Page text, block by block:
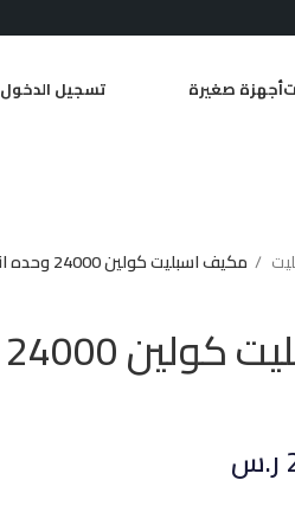
أجهزة صغيرة تسجيل الدخول
مكيف اسبليت كولين 24000 وحده انفرتر – بارد
ر.س